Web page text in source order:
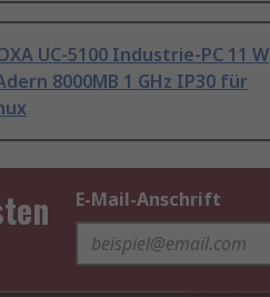
UC-5100 Industrie-PC 11 W
8000MB 1 GHz IP30 für
E-Mail-Anschrift